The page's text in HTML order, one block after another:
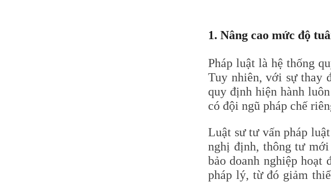
1. Nâng cao mức độ
Pháp luật là hệ thống
Tuy nhiên, với sự thay
quy định hiện hành
có đội ngũ pháp chế
Luật sư tư vấn pháp
nghị định, thông tư
bảo doanh nghiệp hoạt
pháp lý, từ đó giảm